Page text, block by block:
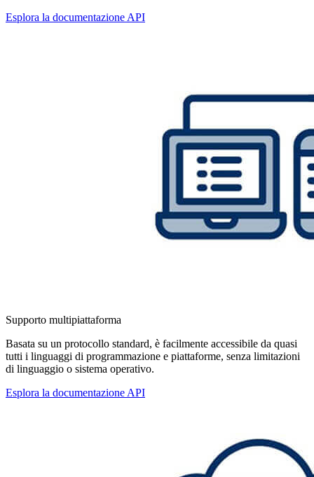
Esplora la documentazione API
Supporto multipiattaforma
Basata su un protocollo standard, è facilmente accessibile da quasi
tutti i linguaggi di programmazione e piattaforme, senza limitazioni
di linguaggio o sistema operativo.
Esplora la documentazione API